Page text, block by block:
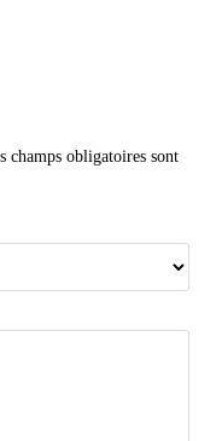
champs obligatoires sont